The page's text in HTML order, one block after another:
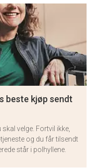
beste kjøp sendt
velge. Fortvil ikke,
og du får tilsendt
står i polhyllene.